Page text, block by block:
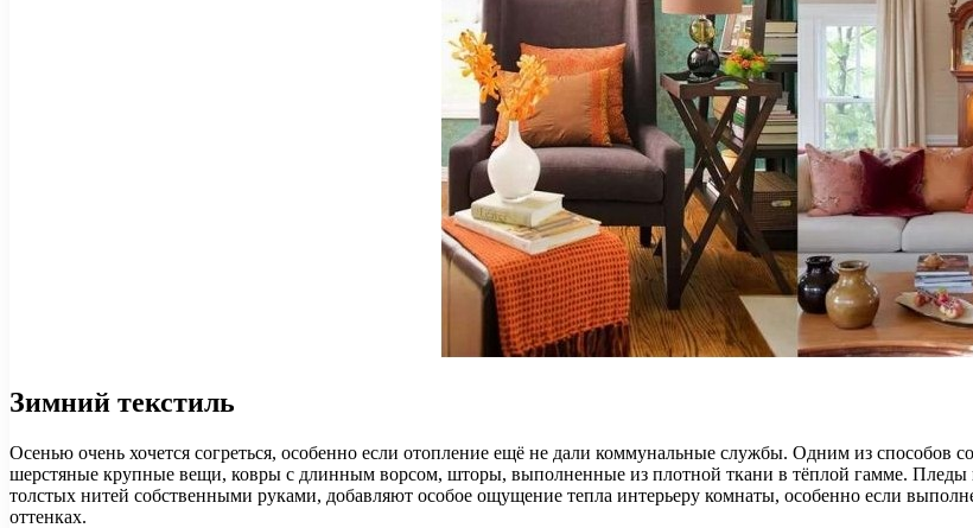
Зимний текстиль
Осенью очень хочется согреться, особенно если отопление ещё не дали коммунальные службы. Одним из способов
шерстяные крупные вещи, ковры с длинным ворсом, шторы, выполненные из плотной ткани в тёплой гамме. Пледы
толстых нитей собственными руками, добавляют особое ощущение тепла интерьеру комнаты, особенно если
оттенках.